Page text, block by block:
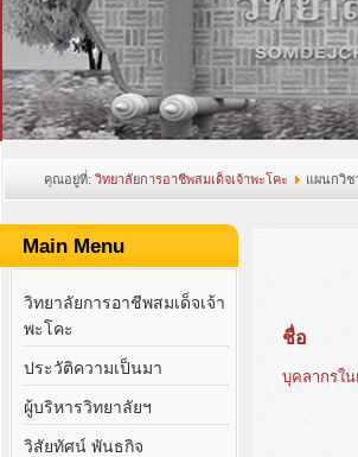
คุณอยู่ที่: วิทยาลัยการอาชีพสมเด็จเจ้าพะโคะ แผนกวิช
Main Menu
วิทยาลัยการอาชีพสมเด็จเจ้า
พะโคะ
ประวัติความเป็นมา
ผู้บริหารวิทยาลัยฯ
วิสัยทัศน์ พันธกิจ
ชื่อ
บุคลากรใ